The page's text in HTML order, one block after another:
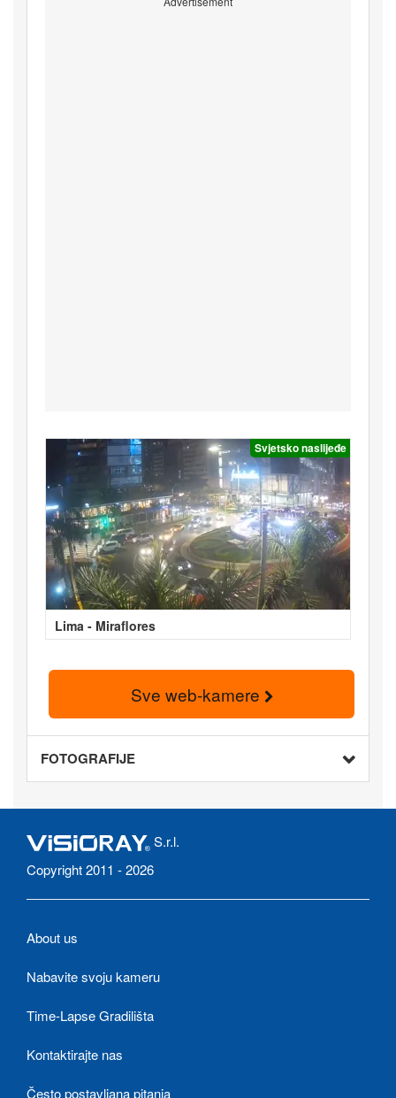
Svjetsko naslijeđe
Lima - Miraflores
Sve web-kamere
FOTOGRAFIJE
S.r.l.
Copyright 2011 - 2026
About us
Nabavite svoju kameru
Time-Lapse Gradilišta
Kontaktirajte nas
Često postavljana pitanja